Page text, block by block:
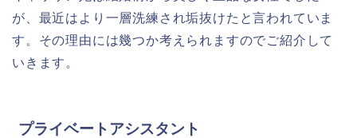
が、最近はより一層洗練され垢抜けたと言われていま
す。その理由には幾つか考えられますのでご紹介して
いきます。
プライベートアシスタント